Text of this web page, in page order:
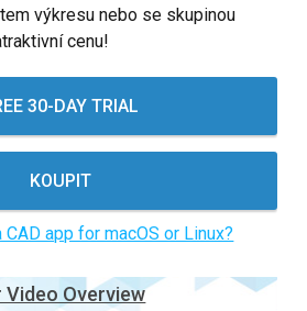
výkresu nebo se skupinou
cenu!
30-DAY TRIAL
KOUPIT
app for macOS or Linux?
Video Overview